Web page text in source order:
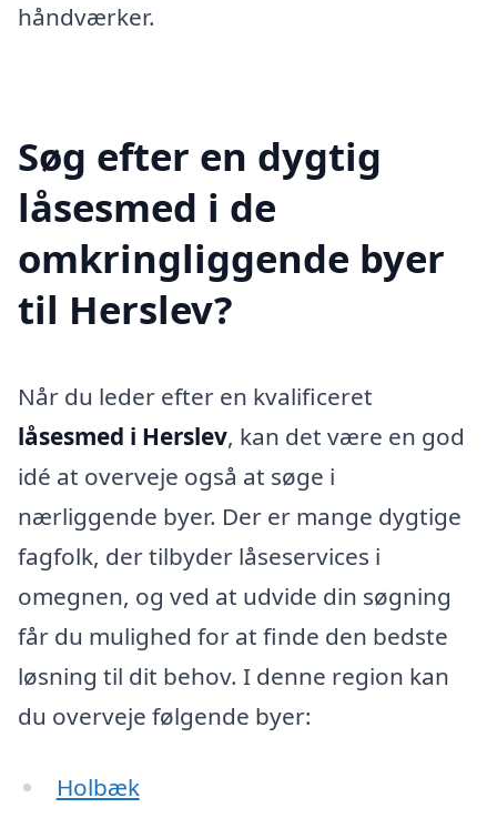
håndværker.
Søg efter en dygtig
låsesmed i de
omkringliggende byer
til Herslev?
Når du leder efter en kvalificeret
låsesmed i Herslev, kan det være en god
idé at overveje også at søge i
nærliggende byer. Der er mange dygtige
fagfolk, der tilbyder låseservices i
omegnen, og ved at udvide din søgning
får du mulighed for at finde den bedste
løsning til dit behov. I denne region kan
du overveje følgende byer:
Holbæk